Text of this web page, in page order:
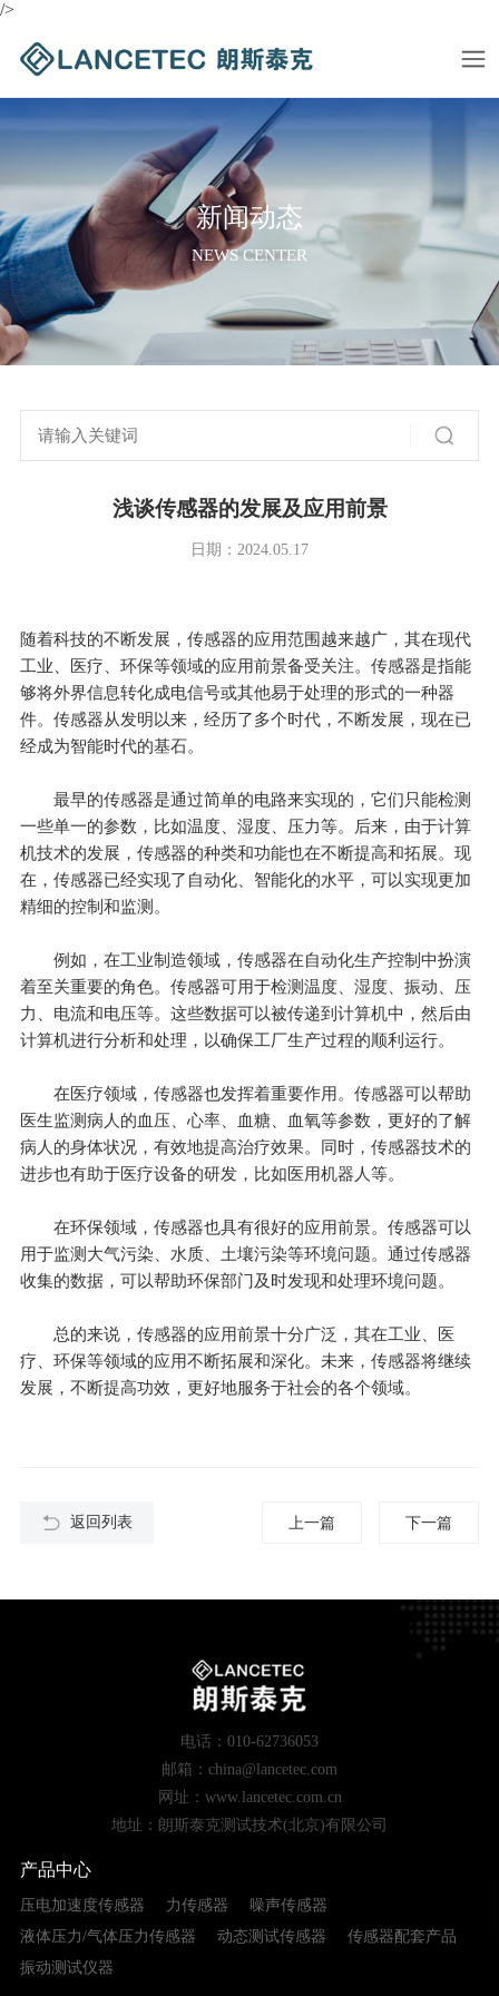
/>
新闻动态
NEWS CENTER
浅谈传感器的发展及应用前景
日期：2024.05.17
随着科技的不断发展，传感器的应用范围越来越广，其在现代
工业、医疗、环保等领域的应用前景备受关注。传感器是指能
够将外界信息转化成电信号或其他易于处理的形式的一种器
件。传感器从发明以来，经历了多个时代，不断发展，现在已
经成为智能时代的基石。
最早的传感器是通过简单的电路来实现的，它们只能检测
一些单一的参数，比如温度、湿度、压力等。后来，由于计算
机技术的发展，传感器的种类和功能也在不断提高和拓展。现
在，传感器已经实现了自动化、智能化的水平，可以实现更加
精细的控制和监测。
例如，在工业制造领域，传感器在自动化生产控制中扮演
着至关重要的角色。传感器可用于检测温度、湿度、振动、压
力、电流和电压等。这些数据可以被传递到计算机中，然后由
计算机进行分析和处理，以确保工厂生产过程的顺利运行。
在医疗领域，传感器也发挥着重要作用。传感器可以帮助
医生监测病人的血压、心率、血糖、血氧等参数，更好的了解
病人的身体状况，有效地提高治疗效果。同时，传感器技术的
进步也有助于医疗设备的研发，比如医用机器人等。
在环保领域，传感器也具有很好的应用前景。传感器可以
用于监测大气污染、水质、土壤污染等环境问题。通过传感器
收集的数据，可以帮助环保部门及时发现和处理环境问题。
总的来说，传感器的应用前景十分广泛，其在工业、医
疗、环保等领域的应用不断拓展和深化。未来，传感器将继续
发展，不断提高功效，更好地服务于社会的各个领域。
返回列表 上一篇 下一篇
电话：010-62736053
邮箱：china@lancetec.com
网址：www.lancetec.com.cn
地址：朗斯泰克测试技术(北京)有限公司
产品中心
压电加速度传感器 力传感器
噪声传感器
液体压力/气体压力传感器
动态测试传感器
传感器配套产品
振动测试仪器